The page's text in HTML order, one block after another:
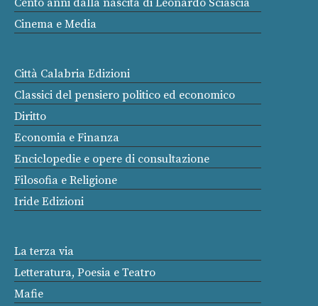
Cento anni dalla nascita di Leonardo Sciascia
Cinema e Media
Città Calabria Edizioni
Classici del pensiero politico ed economico
Diritto
Economia e Finanza
Enciclopedie e opere di consultazione
Filosofia e Religione
Iride Edizioni
La terza via
Letteratura, Poesia e Teatro
Mafie